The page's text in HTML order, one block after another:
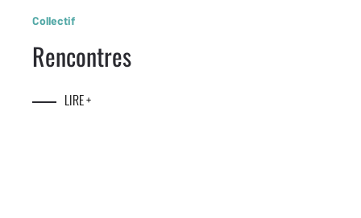
Collectif
Rencontres
LIRE +